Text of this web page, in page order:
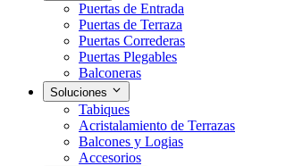
Puertas de Entrada
Puertas de Terraza
Puertas Correderas
Puertas Plegables
Balconeras
Soluciones
Tabiques
Acristalamiento de Terrazas
Balcones y Logias
Accesorios